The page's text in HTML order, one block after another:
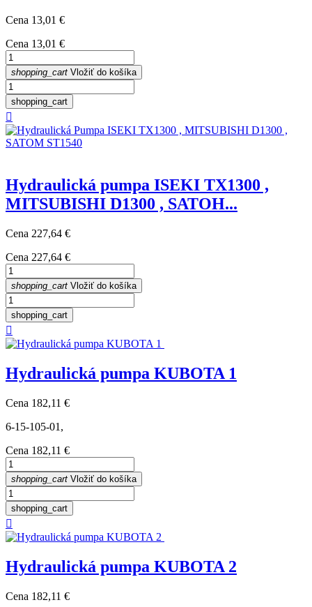
Cena 13,01 €
Cena 13,01 €
shopping_cart Vložiť do košíka
shopping_cart

Hydraulická pumpa ISEKI TX1300 ,
MITSUBISHI D1300 , SATOH...
Cena 227,64 €
Cena 227,64 €
shopping_cart Vložiť do košíka
shopping_cart

Hydraulická pumpa KUBOTA 1
Cena 182,11 €
6-15-105-01,
Cena 182,11 €
shopping_cart Vložiť do košíka
shopping_cart

Hydraulická pumpa KUBOTA 2
Cena 182,11 €